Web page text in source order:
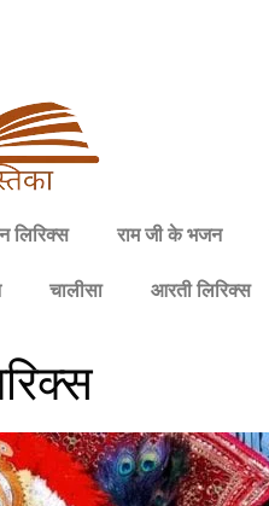
लिरिक्स राम जी के भजन
चालीसा आरती लिरिक्स